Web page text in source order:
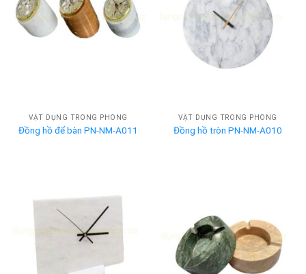
VẬT DỤNG TRONG PHÒNG
Đồng hồ để bàn PN-NM-A011
VẬT DỤNG TRONG PHÒNG
Đồng hồ tròn PN-NM-A010